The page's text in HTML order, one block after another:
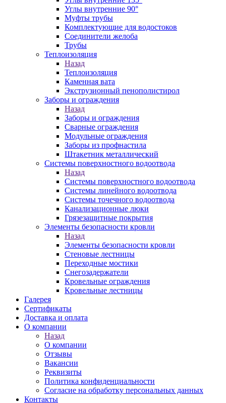
Углы внутренние 90°
Муфты трубы
Комплектующие для водостоков
Соединители желоба
Трубы
Теплоизоляция
Назад
Теплоизоляция
Каменная вата
Экструзионный пенополистирол
Заборы и ограждения
Назад
Заборы и ограждения
Сварные ограждения
Модульные ограждения
Заборы из профнастила
Штакетник металлический
Системы поверхностного водоотвода
Назад
Системы поверхностного водоотвода
Системы линейного водоотвода
Системы точечного водоотвода
Канализационные люки
Грязезащитные покрытия
Элементы безопасности кровли
Назад
Элементы безопасности кровли
Стеновые лестницы
Переходные мостики
Снегозадержатели
Кровельные ограждения
Кровельные лестницы
Галерея
Сертификаты
Доставка и оплата
О компании
Назад
О компании
Отзывы
Вакансии
Реквизиты
Политика конфиденциальности
Согласие на обработку персональных данных
Контакты